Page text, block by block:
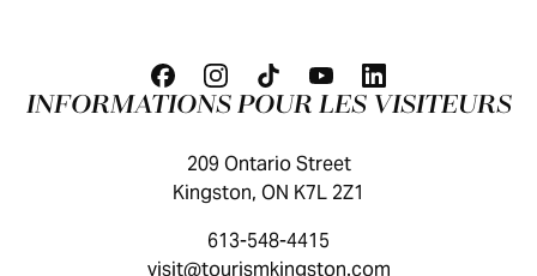
INFORMATIONS POUR LES VISITEURS
209 Ontario Street
Kingston, ON K7L 2Z1
613-548-4415
visit@tourismkingston.com